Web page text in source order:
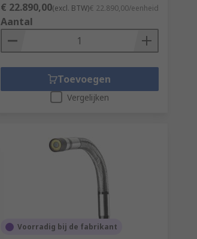
€ 22.890,00(excl. BTW)€ 22.890,00/eenheid
Aantal
Toevoegen
Vergelijken
Voorradig bij de fabrikant